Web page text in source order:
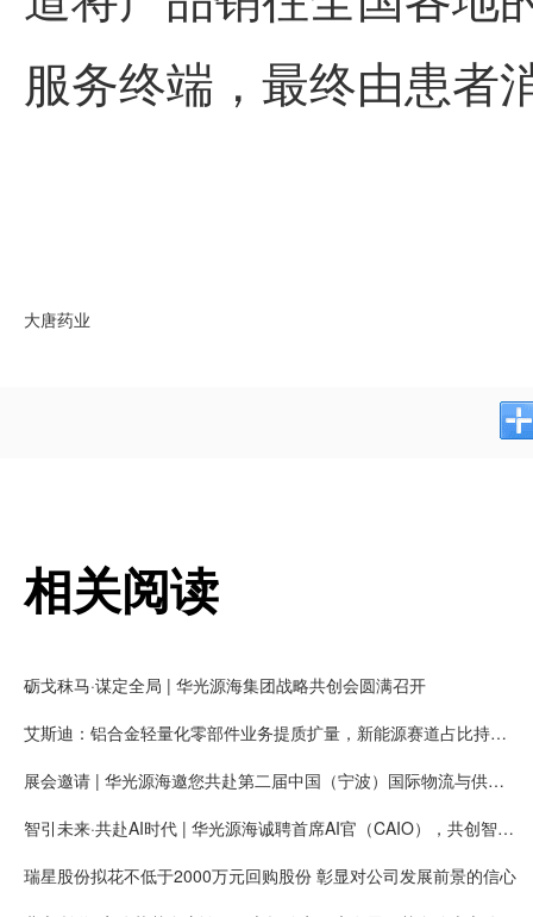
服务终端， 最终由患者
大唐药业
相关阅读
砺戈秣马·谋定全局 | 华光源海集团战略共创会圆满召开
艾斯迪：铝合金轻量化零部件业务提质扩量，新能源赛道占比持续提高
展会邀请 | 华光源海邀您共赴第二届中国（宁波）国际物流与供应链博览会，展位号：T01
智引未来·共赴AI时代 | 华光源海诚聘首席AI官（CAIO），共创智慧物流新未来！
瑞星股份拟花不低于2000万元回购股份 彰显对公司发展前景的信心